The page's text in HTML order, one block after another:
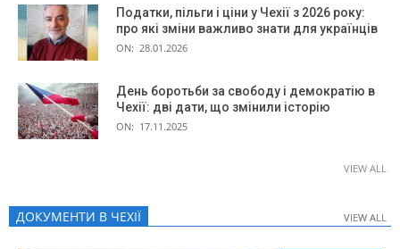
Податки, пільги і ціни у Чехії з 2026 року:
про які зміни важливо знати для українців
ON: 28.01.2026
День боротьби за свободу і демократію в
Чехії: дві дати, що змінили історію
ON: 17.11.2025
VIEW ALL
ДОКУМЕНТИ В ЧЕХІЇ VIEW ALL
VIEW ALL